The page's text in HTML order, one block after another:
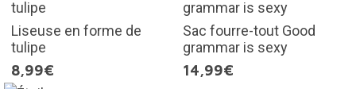
Liseuse en forme de
tulipe
8,99€
Sac fourre-tout Good
grammar is sexy
14,99€